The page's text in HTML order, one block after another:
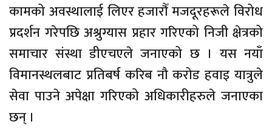
कामको अवस्थालाई लिएर हजारौँ मजदूरहरूले विरोध
प्रदर्शन गरेपछि अश्रुग्यास प्रहार गरिएको निजी क्षेत्रको
समाचार संस्था डीएचएले जनाएको छ । यस नयाँ
विमानस्थलबाट प्रतिबर्ष करिब नौ करोड हवाइ यात्रुले
सेवा पाउने अपेक्षा गरिएको अधिकारीहरुले जनाएका
छन् ।